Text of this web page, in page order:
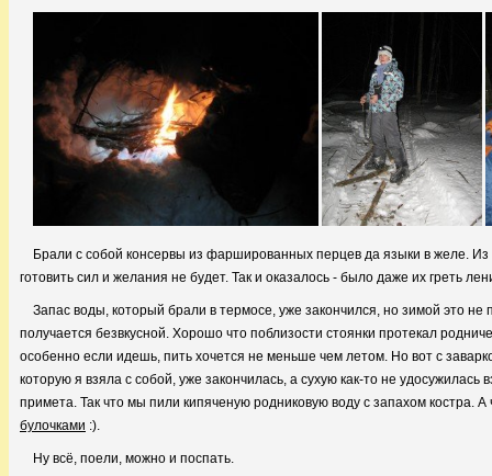
Брали с собой консервы из фаршированных перцев да языки в желе. Из
готовить сил и желания не будет. Так и оказалось - было даже их греть
Запас воды, который брали в термосе, уже закончился, но зимой это не
получается безвкусной. Хорошо что поблизости стоянки протекал
особенно если идешь, пить хочется не меньше чем летом. Но вот с
которую я взяла с собой, уже закончилась, а сухую как-то не
примета. Так что мы пили кипяченую родниковую воду с запахом костра.
булочками :).
Ну всё, поели, можно и поспать.